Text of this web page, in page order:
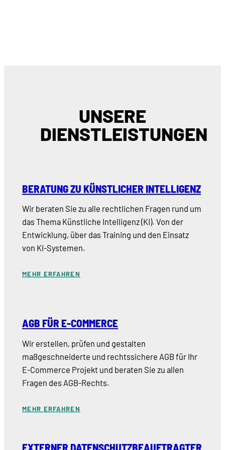
UNSERE
DIENSTLEISTUNGEN
BERATUNG ZU KÜNSTLICHER INTELLIGENZ
Wir beraten Sie zu alle rechtlichen Fragen rund um
das Thema Künstliche Intelligenz (KI). Von der
Entwicklung, über das Training und den Einsatz
von KI-Systemen.
MEHR ERFAHREN
AGB FÜR E-COMMERCE
Wir erstellen, prüfen und gestalten
maßgeschneiderte und rechtssichere AGB für Ihr
E-Commerce Projekt und beraten Sie zu allen
Fragen des AGB-Rechts.
MEHR ERFAHREN
EXTERNER DATENSCHUTZBEAUFTRAGTER